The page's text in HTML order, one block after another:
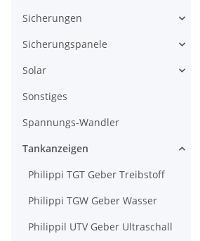
Sicherungen
Sicherungspanele
Solar
Sonstiges
Spannungs-Wandler
Tankanzeigen
Philippi TGT Geber Treibstoff
Philippi TGW Geber Wasser
Philippil UTV Geber Ultraschall